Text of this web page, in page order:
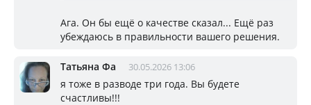
Ага. Он бы ещё о качестве сказал... Ещё раз
убеждаюсь в правильности вашего решения.
Татьяна Фа 30.05.2026 13:06
я тоже в разводе три года. Вы будете
счастливы!!!